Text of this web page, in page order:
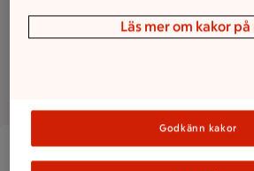
Lediga jobb
Om butiken
En ICA Supermarket-byggnad med
Läs mer om kakor på
Godkänn kakor